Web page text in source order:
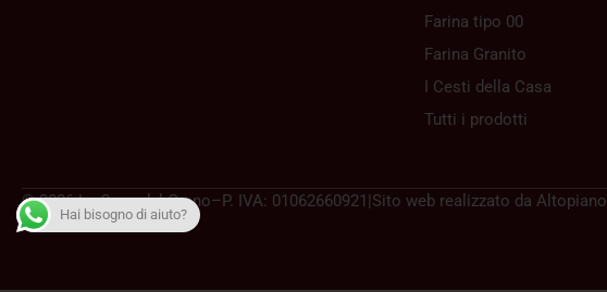
Farina tipo 00
Farina Granito
I Cesti della Casa
Tutti i prodotti
© 2026 La Casa del Grano–P. IVA: 01062660921 |Sito web realizzato da Altopiano
Hai bisogno di aiuto?